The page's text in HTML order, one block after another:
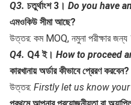
Q3. চতুর্থাংশ 3। Do you have
এমওকিউ সীমা আছে?
উত্তর: কম MOQ, নমুনা পরীক্ষার জন্য
Q4. Q4 ই। How to proceed
কারখানায় অর্ডার কীভাবে প্রেরণ করবেন?
উত্তর: Firstly let us know